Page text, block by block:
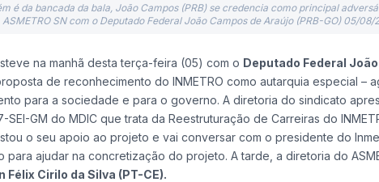
é da bancada da bala, João Campos (PRB) se credencia como principal
ASMETRO SN com o Deputado Federal João Campos de Araújo (PRB-GO) 05/08/
na manhã desta terça-feira (05) com o Deputado Federal
de reconhecimento do INMETRO como autarquia especial –
para a sociedade e para o governo. A diretoria do sindicato
SEI-GM do MDIC que trata da Reestruturação de Carreiras do
o seu apoio ao projeto e vai conversar com o presidente do
para ajudar na concretização do projeto. A tarde, a diretoria do
Félix Cirilo da Silva (PT-CE).